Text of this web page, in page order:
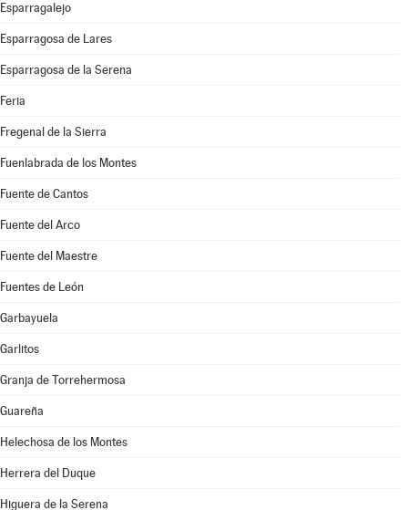
Esparragalejo
Esparragosa de Lares
Esparragosa de la Serena
Feria
Fregenal de la Sierra
Fuenlabrada de los Montes
Fuente de Cantos
Fuente del Arco
Fuente del Maestre
Fuentes de León
Garbayuela
Garlitos
Granja de Torrehermosa
Guareña
Helechosa de los Montes
Herrera del Duque
Higuera de la Serena